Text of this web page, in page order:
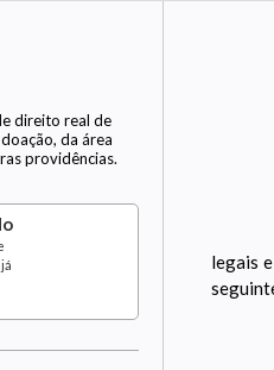
direito real de
da área
providências.
legais